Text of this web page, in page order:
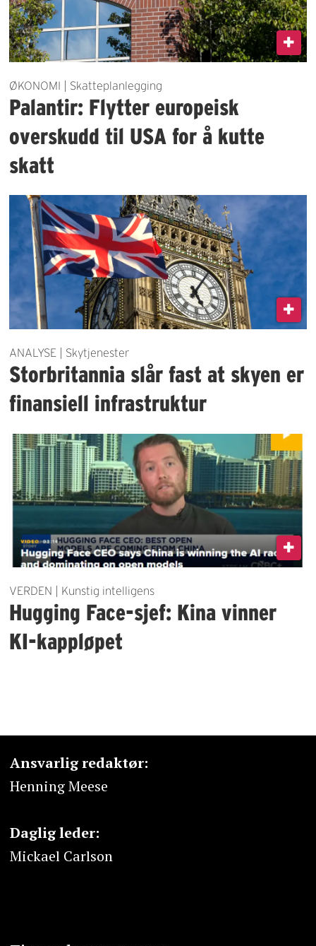
ØKONOMI | Skatteplanlegging
Palantir: Flytter europeisk
overskudd til USA for å kutte
skatt
ANALYSE | Skytjenester
Storbritannia slår fast at skyen er
finansiell infrastruktur
VERDEN | Kunstig intelligens
Hugging Face-sjef: Kina vinner
KI-kappløpet
Ansvarlig redaktør:
Henning Meese
Daglig leder:
Mickael Carlson